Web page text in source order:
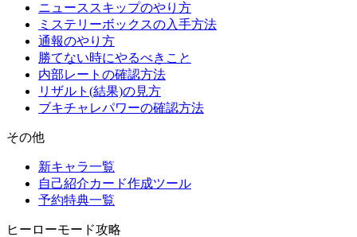
ニューススキップのやり方
ミステリーボックスの入手方法
通報のやり方
勝てない時にやるべきこと
内部レートの確認方法
リザルト(結果)の見方
ブキチャレパワーの確認方法
その他
新キャラ一覧
自己紹介カード作成ツール
予約特典一覧
ヒーローモード攻略